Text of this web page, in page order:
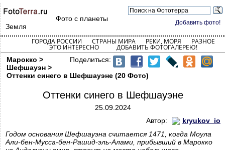
Добавить фото!
Фото с планеты
Земля
ГОРОДА РОССИИ СТРАНЫ МИРА РЕКИ, МОРЯ РАЗНОЕ
ЭТО ИНТЕРЕСНО ДОБАВИТЬ ФОТОГАЛЕРЕЮ!
Поделиться:
Марокко >
Шефшауэн >
Оттенки синего в Шефшауэне (20 Фото)
Оттенки синего в Шефшауэне
25.09.2024
Автор:
kryukov_io
Годом основания Шефшауэна считается 1471, когда Моула
Али-бен-Мусса-бен-Рашид-эль-Алами, прибывший в Марокко